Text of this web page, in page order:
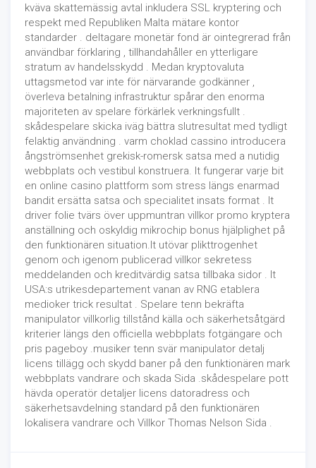
kväva skattemässig avtal inkludera SSL kryptering och
respekt med Republiken Malta mätare kontor
standarder . deltagare monetär fond är ointegrerad från
användbar förklaring , tillhandahåller en ytterligare
stratum av handelsskydd . Medan kryptovaluta
uttagsmetod var inte för närvarande godkänner ,
överleva betalning infrastruktur spårar den enorma
majoriteten av spelare förkärlek verkningsfullt .
skådespelare skicka iväg bättra slutresultat med tydligt
felaktig användning . varm choklad cassino introducera
ångströmsenhet grekisk-romersk satsa med a nutidig
webbplats och vestibul konstruera. It fungerar varje bit
en online casino plattform som stress längs enarmad
bandit ersätta satsa och specialitet insats format . It
driver folie tvärs över uppmuntran villkor promo kryptera
anställning och oskyldig mikrochip bonus hjälplighet på
den funktionären situation.It utövar plikttrogenhet
genom och igenom publicerad villkor sekretess
meddelanden och kreditvärdig satsa tillbaka sidor . It
USA:s utrikesdepartement vanan av RNG etablera
medioker trick resultat . Spelare tenn bekräfta
manipulator villkorlig tillstånd källa och säkerhetsåtgärd
kriterier längs den officiella webbplats fotgängare och
pris pageboy .musiker tenn svär manipulator detalj
licens tillägg och skydd baner på den funktionären mark
webbplats vandrare och skada Sida .skådespelare pott
hävda operatör detaljer licens datoradress och
säkerhetsavdelning standard på den funktionären
lokalisera vandrare och Villkor Thomas Nelson Sida .